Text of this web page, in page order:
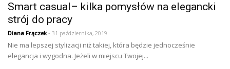
Smart casual– kilka pomysłów na elegancki
strój do pracy
Diana Frączek- 31 października, 2019
Nie ma lepszej stylizacji niż takiej, która będzie jednocześnie
elegancja i wygodna. Jeżeli w miejscu Twojej...